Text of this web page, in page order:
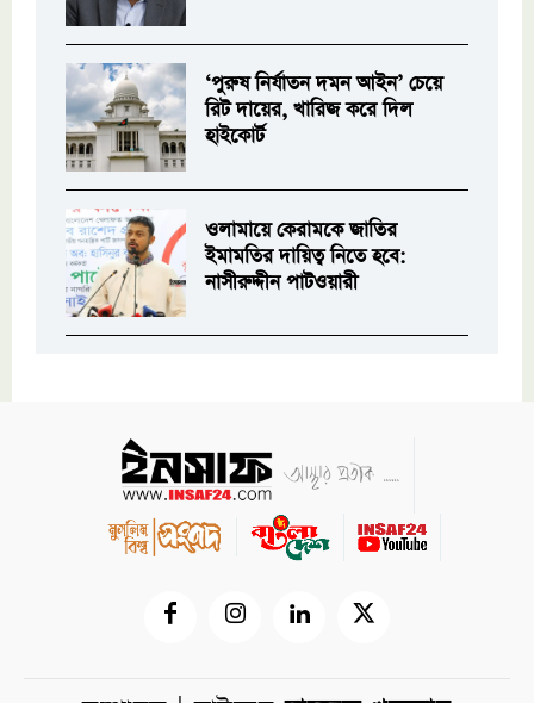
‘পুরুষ নির্যাতন দমন আইন’ চেয়ে
রিট দায়ের, খারিজ করে দিল
হাইকোর্ট
ওলামায়ে কেরামকে জাতির
ইমামতির দায়িত্ব নিতে হবে:
নাসীরুদ্দীন পাটওয়ারী